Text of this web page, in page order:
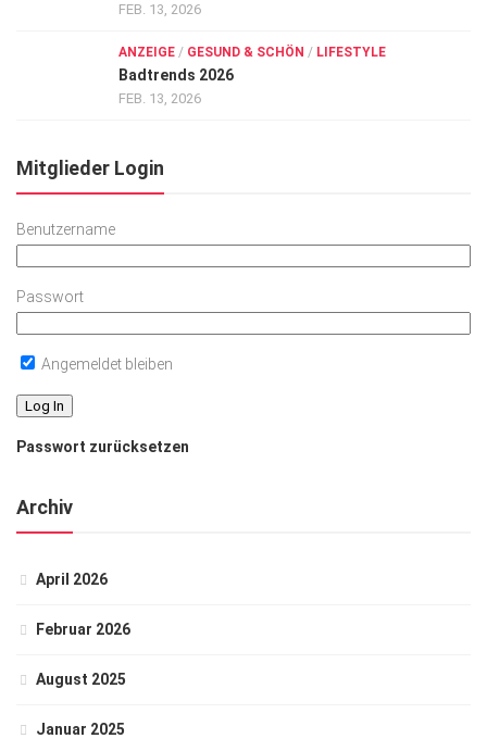
FEB. 13, 2026
ANZEIGE / GESUND & SCHÖN / LIFESTYLE
Badtrends 2026
FEB. 13, 2026
Mitglieder Login
Benutzername
Passwort
Angemeldet bleiben
Passwort zurücksetzen
Archiv
April 2026
Februar 2026
August 2025
Januar 2025